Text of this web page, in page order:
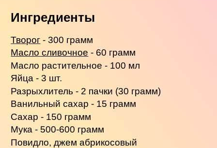
Ингредиенты
Творог - 300 грамм
Масло сливочное - 60 грамм
Масло растительное - 100 мл
Яйца - 3 шт.
Разрыхлитель - 2 пачки (30 грамм)
Ванильный сахар - 15 грамм
Сахар - 150 грамм
Мука - 500-600 грамм
Повидло, джем абрикосовый